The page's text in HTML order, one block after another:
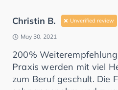
Christin B. Unverified review
May 30, 2021
200%
Praxis werden mit viel
zum Beruf geschult. Die